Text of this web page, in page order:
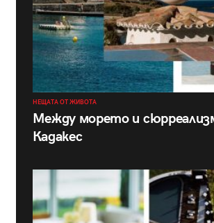
НЕЩАТА ОТ ЖИВОТА
Между морето и
Кадакес